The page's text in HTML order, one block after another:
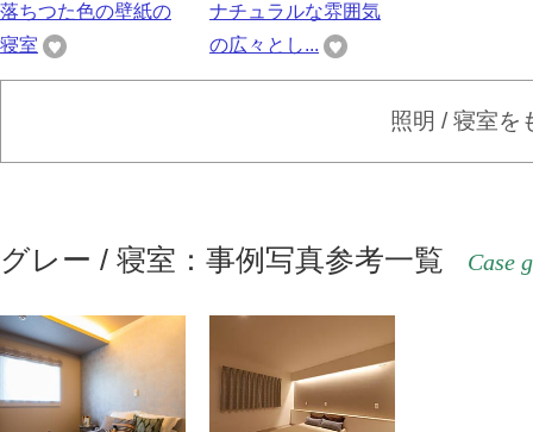
落ちつた色の壁紙の
寝室
ナチュラルな雰囲気
の広々とし...
照明 / 寝室を
グレー / 寝室：事例写真参考一覧 Case